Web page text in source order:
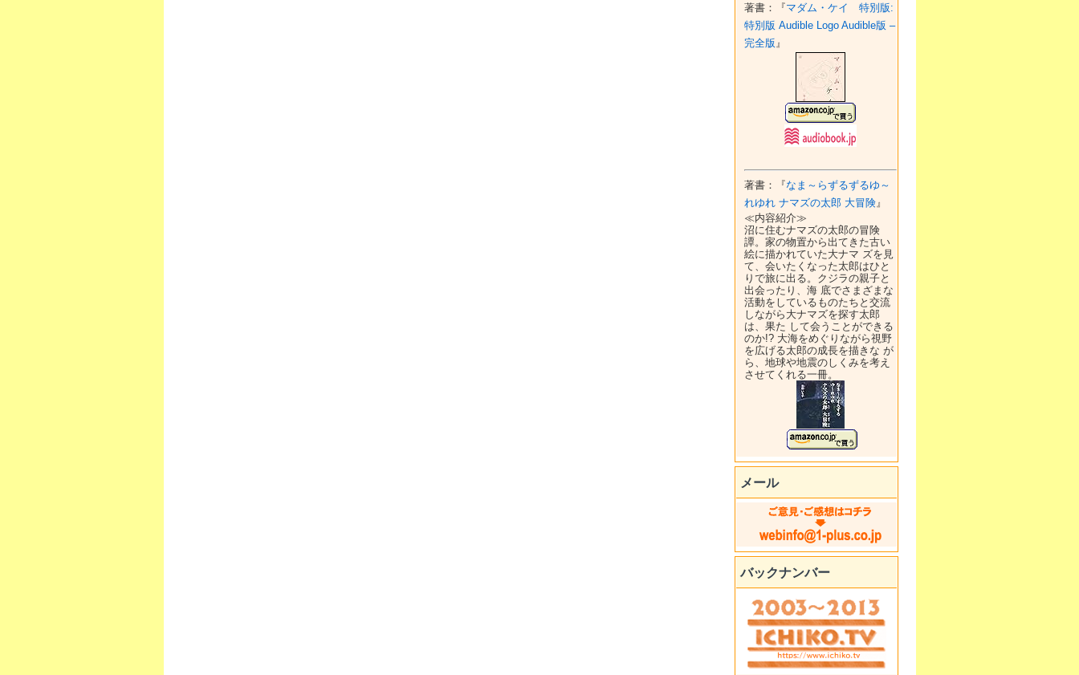
著書：『マダム・ケイ 特別版:
特別版 Audible Logo Audible版 –
完全版 』
著書：『なま～らずるずるゆ～
れゆれ ナマズの太郎 大冒険』
≪内容紹介≫
沼に住むナマズの太郎の冒険
譚。家の物置から出てきた古い
絵に描かれていた大ナマ ズを見
て、会いたくなった太郎はひと
りで旅に出る。クジラの親子と
出会ったり、海 底でさまざまな
活動をしているものたちと交流
しながら大ナマズを探す太郎
は、果た して会うことができる
のか!? 大海をめぐりながら視野
を広げる太郎の成長を描きな が
ら、地球や地震のしくみを考え
させてくれる一冊。
メール
バックナンバー